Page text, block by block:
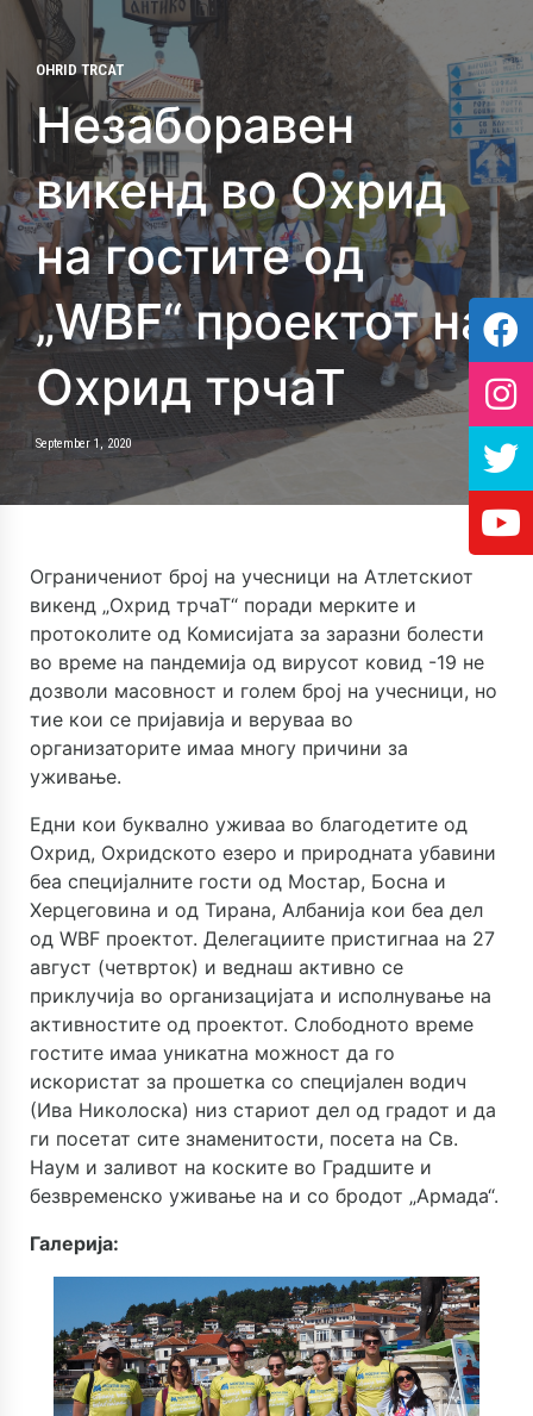
OHRID TRCAT
Незаборавен
викенд во Охрид
на гостите од
„WBF“ проектот на
Охрид трчаТ
September 1, 2020
Ограничениот број на учесници на Атлетскиот
викенд „Охрид трчаТ“ поради мерките и
протоколите од Комисијата за заразни болести
во време на пандемија од вирусот ковид -19 не
дозволи масовност и голем број на учесници, но
тие кои се пријавија и веруваа во
организаторите имаа многу причини за
уживање.
Едни кои буквално уживаа во благодетите од
Охрид, Охридското езеро и природната убавини
беа специјалните гости од Мостар, Босна и
Херцеговина и од Тирана, Албанија кои беа дел
од WBF проектот. Делегациите пристигнаа на 27
август (четврток) и веднаш активно се
приклучија во организацијата и исполнување на
активностите од проектот. Слободното време
гостите имаа уникатна можност да го
искористат за прошетка со специјален водич
(Ива Николоска) низ стариот дел од градот и да
ги посетат сите знаменитости, посета на Св.
Наум и заливот на коските во Градшите и
безвременско уживање на и со бродот „Армада“.
Галерија: